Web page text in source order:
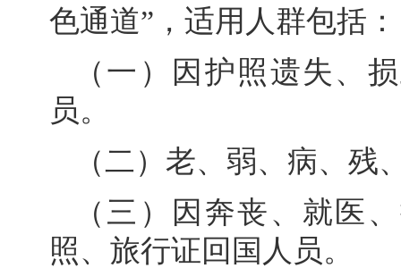
色通道”，适用人群包括：
（一）因护照遗失、
员。
（二）老、弱、病、
（三）因奔丧、就医
照、旅行证回国人员。